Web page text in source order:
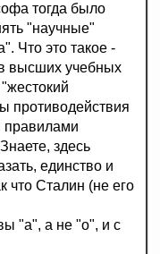
тогда было
"научные"
Что это такое -
высших учебных
противодействия
правилами
здесь
единство и
что Сталин (не его
"а", а не "о", и с